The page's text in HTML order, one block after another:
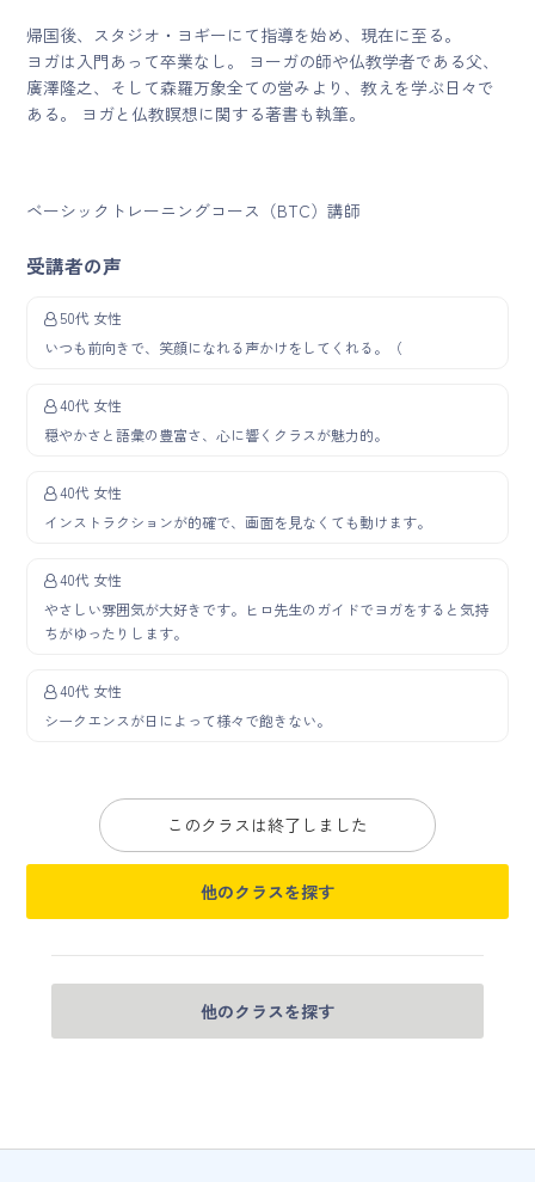
帰国後、スタジオ・ヨギーにて指導を始め、現在に至る。
ヨガは入門あって卒業なし。 ヨーガの師や仏教学者である父、
廣澤隆之、そして森羅万象全ての営みより、教えを学ぶ日々で
ある。 ヨガと仏教瞑想に関する著書も執筆。
ベーシックトレーニングコース（BTC）講師
受講者の声
50代 女性
いつも前向きで、笑顔になれる声かけをしてくれる。（
40代 女性
穏やかさと語彙の豊富さ、心に響くクラスが魅力的。
40代 女性
インストラクションが的確で、画面を見なくても動けます。
40代 女性
やさしい雰囲気が大好きです。ヒロ先生のガイドでヨガをすると気持
ちがゆったりします。
40代 女性
シークエンスが日によって様々で飽きない。
このクラスは終了しました
他のクラスを探す
他のクラスを探す